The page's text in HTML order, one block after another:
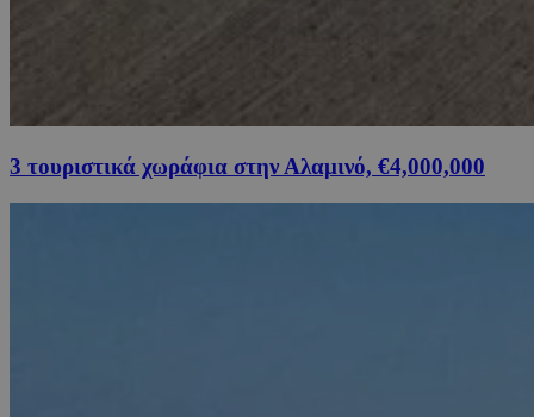
3 τουριστικά χωράφια στην Αλαμινό, €4,000,000